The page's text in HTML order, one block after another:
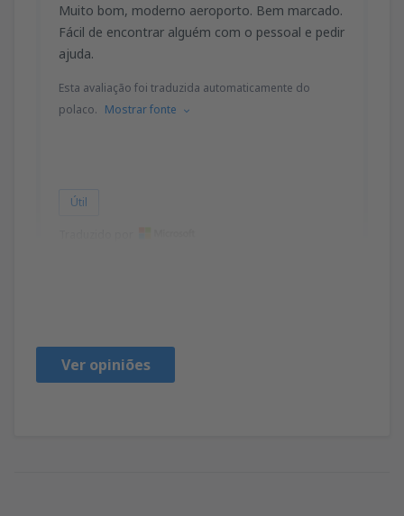
Muito bom, moderno aeroporto. Bem marcado.
Fácil de encontrar alguém com o pessoal e pedir
ajuda.
Esta avaliação foi traduzida automaticamente do
polaco. Mostrar fonte
Útil
Ver opiniões